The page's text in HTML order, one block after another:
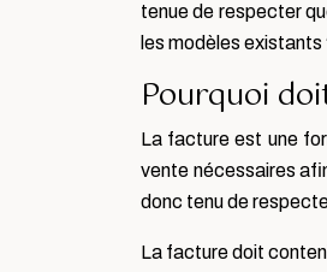
tenue de respecter
les modèles existants
Pourquoi
La facture est une
vente nécessaires
donc tenu de
La facture doit